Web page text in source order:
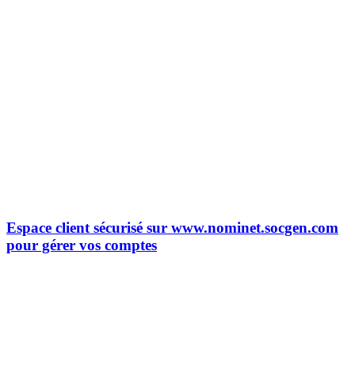
Espace client sécurisé sur www.nominet.socgen.com
pour gérer vos comptes